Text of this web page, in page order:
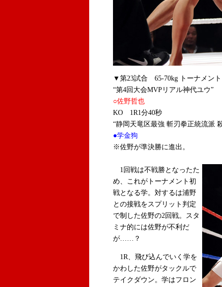
▼第23試合 65-70kg トーナメン
“第4回大会MVPリアル神代ユウ”
○佐野哲也
KO 1R1分40秒
“静岡天竜区最強 斬刃拳正統流派
●学金狗
※佐野が準決勝に進出。
1回戦は不戦勝となったた
め、これがトーナメント初
戦となる学。対するは浦野
との接戦をスプリット判定
で制した佐野の2回戦。スタ
ミナ的には佐野が不利だ
が……？
1R、飛び込んでいく学を
かわした佐野がタックルで
テイクダウン。学はフロン